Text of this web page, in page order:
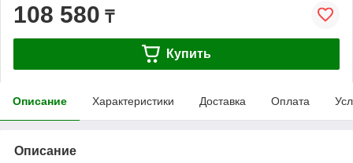
108 580 ₸
Купить
Описание Характеристики Доставка Оплата
Описание